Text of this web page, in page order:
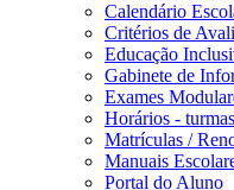
Calendário
Critérios de
Educação
Gabinete de
Exames
Horários -
Matrículas /
Manuais
Portal do Aluno